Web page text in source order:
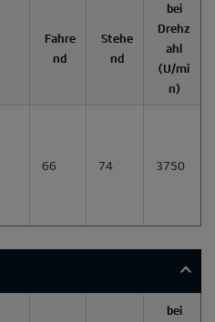
Fahre
nd
Stehe
nd
bei
Drehz
ahl
(U/mi
n)
66 74 3750
bei